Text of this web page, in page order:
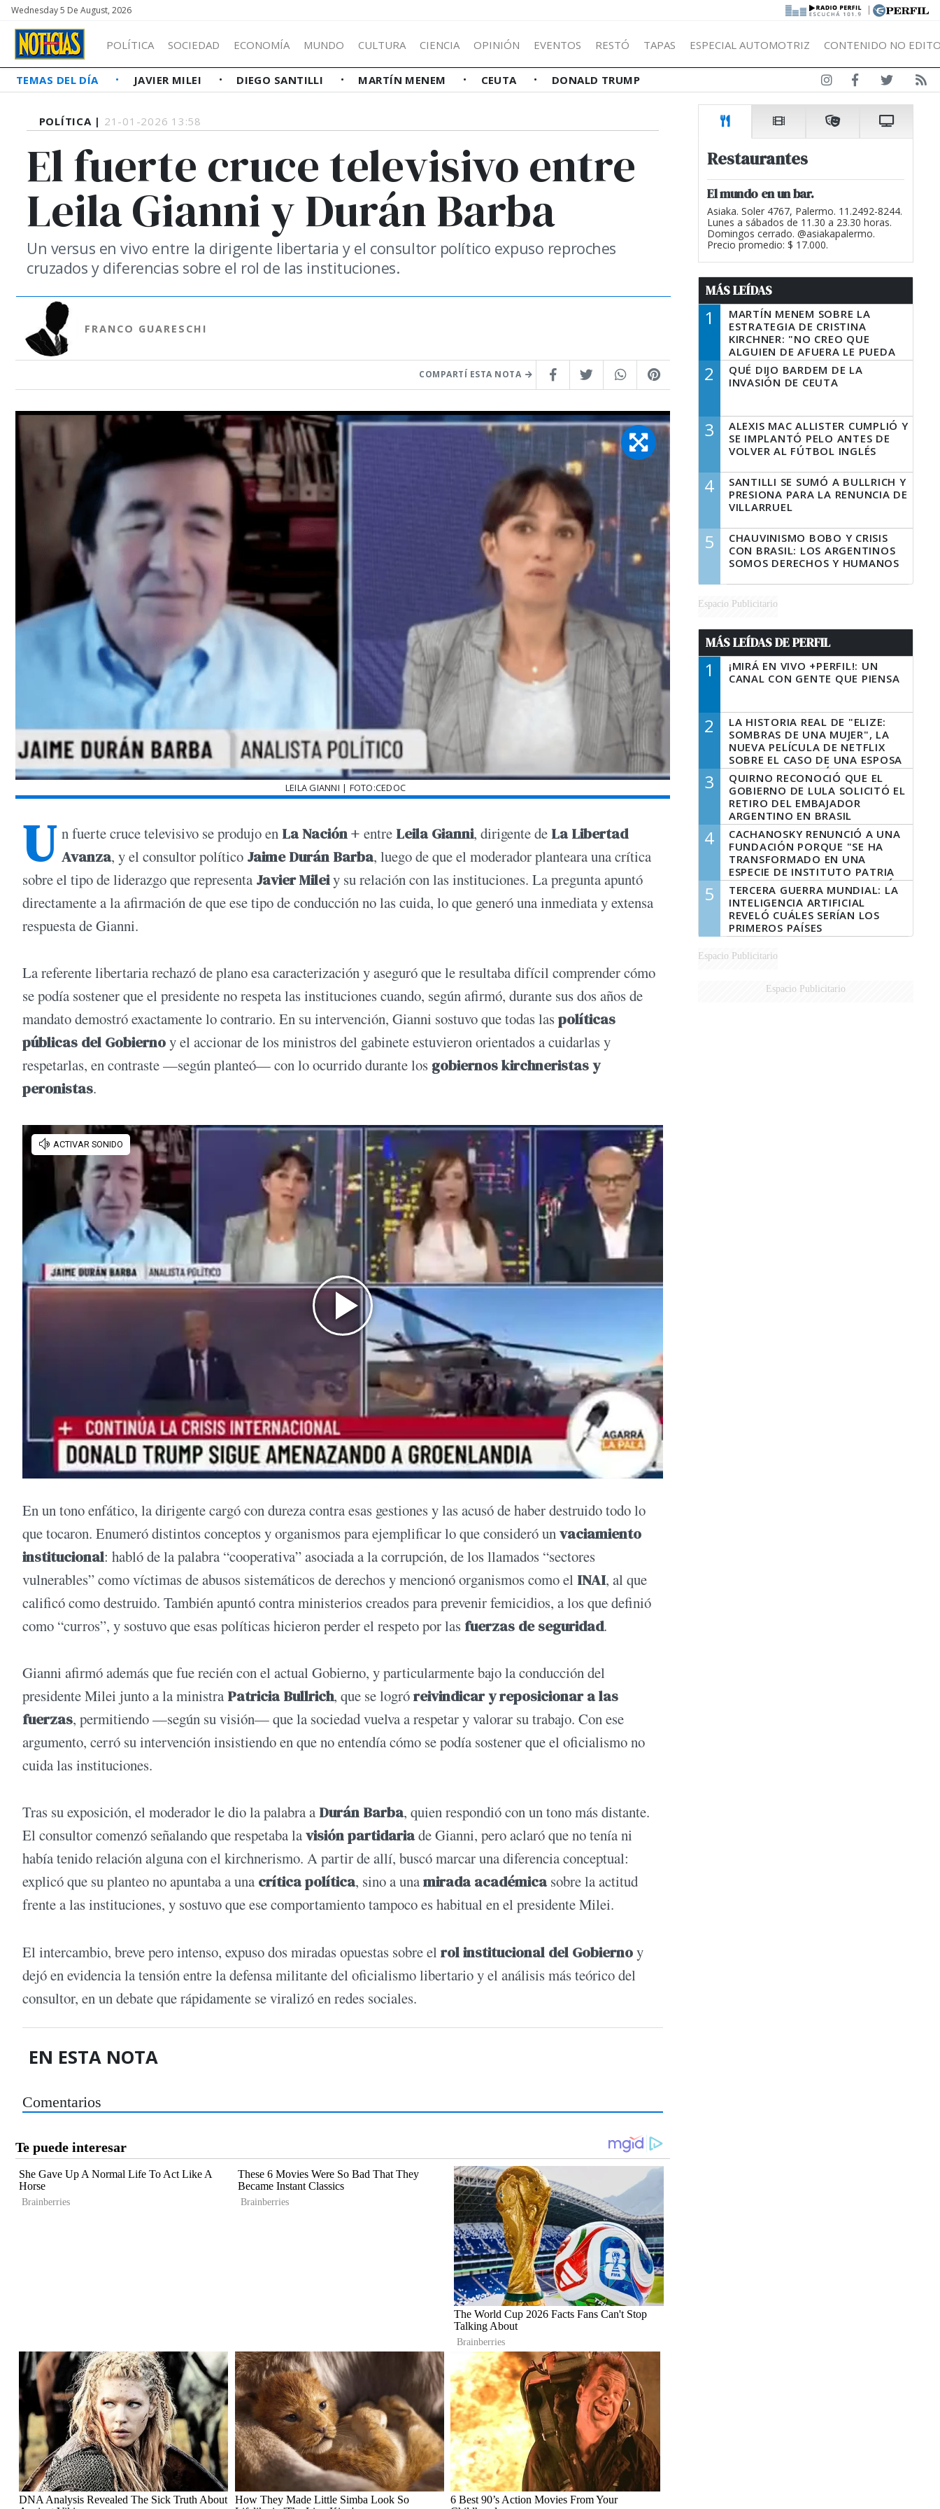
Wednesday 5 De August, 2026 |
POLÍTICA SOCIEDAD ECONOMÍA MUNDO CULTURA CIENCIA OPINIÓN EVENTOS RESTÓ TAPAS ESPECIAL AUTOMOTRIZ CONTENIDO NO
TEMAS DEL DÍA JAVIER MILEI DIEGO SANTILLI MARTÍN MENEM CEUTA DONALD TRUMP
POLÍTICA | 21-01-2026 13:58
El fuerte cruce televisivo entre
Leila Gianni y Durán Barba
Un versus en vivo entre la dirigente libertaria y el consultor político expuso reproches
cruzados y diferencias sobre el rol de las instituciones.
FRANCO GUARESCHI
COMPARTÍ ESTA NOTA
LEILA GIANNI | FOTO:CEDOC
U n fuerte cruce televisivo se produjo en La Nación +entre Leila Gianni, dirigente de La Libertad
Avanza, y el consultor político Jaime Durán Barba, luego de que el moderador planteara una crítica
sobre el tipo de liderazgo que representa Javier Mileiy su relación con las instituciones. La pregunta apuntó
directamente a la afirmación de que ese tipo de conducción no las cuida, lo que generó una inmediata y extensa
respuesta de Gianni.
La referente libertaria rechazó de plano esa caracterización y aseguró que le resultaba difícil comprender cómo
se podía sostener que el presidente no respeta las instituciones cuando, según afirmó, durante sus dos años de
mandato demostró exactamente lo contrario. En su intervención, Gianni sostuvo que todas laspolíticas
públicas del Gobiernoy el accionar de los ministros del gabinete estuvieron orientados a cuidarlas y
respetarlas, en contraste —según planteó— con lo ocurrido durante los gobiernos kirchneristas y
peronistas.
En un tono enfático, la dirigente cargó con dureza contra esas gestiones y las acusó de haber destruido todo lo
que tocaron. Enumeró distintos conceptos y organismos para ejemplificar lo que consideró unvaciamiento
institucional: habló de la palabra “cooperativa” asociada a la corrupción, de los llamados “sectores
vulnerables” como víctimas de abusos sistemáticos de derechos y mencionó organismos como el INAI, al que
calificó como destruido. También apuntó contra ministerios creados para prevenir femicidios, a los que definió
como “curros”, y sostuvo que esas políticas hicieron perder el respeto por las fuerzas de seguridad.
Gianni afirmó además que fue recién con el actual Gobierno, y particularmente bajo la conducción del
presidente Milei junto a la ministra Patricia Bullrich, que se logróreivindicar y reposicionar a las
fuerzas, permitiendo —según su visión— que la sociedad vuelva a respetar y valorar su trabajo. Con ese
argumento, cerró su intervención insistiendo en que no entendía cómo se podía sostener que el oficialismo no
cuida las instituciones.
Tras su exposición, el moderador le dio la palabra a Durán Barba, quien respondió con un tono más distante.
El consultor comenzó señalando que respetaba lavisión partidariade Gianni, pero aclaró que no tenía ni
había tenido relación alguna con el kirchnerismo. A partir de allí, buscó marcar una diferencia conceptual:
explicó que su planteo no apuntaba a una crítica política, sino a unamirada académicasobre la actitud
frente a las instituciones, y sostuvo que ese comportamiento tampoco es habitual en el presidente Milei.
El intercambio, breve pero intenso, expuso dos miradas opuestas sobre el rol institucional del Gobiernoy
dejó en evidencia la tensión entre la defensa militante del oficialismo libertario y el análisis más teórico del
consultor, en un debate que rápidamente se viralizó en redes sociales.
EN ESTA NOTA
Comentarios
Restaurantes
El mundo en un bar.
Asiaka. Soler 4767, Palermo. 11.2492-8244.
Lunes a sábados de 11.30 a 23.30 horas.
Domingos cerrado. @asiakapalermo.
Precio promedio: $ 17.000.
MÁS LEÍDAS
1
MARTÍN MENEM SOBRE LA
ESTRATEGIA DE CRISTINA
KIRCHNER: "NO CREO QUE
ALGUIEN DE AFUERA LE PUEDA
DECIR A LA JUSTICIA LO QUE
TIENE QUE HACER"
2
QUÉ DIJO BARDEM DE LA
INVASIÓN DE CEUTA
3
ALEXIS MAC ALLISTER CUMPLIÓ Y
SE IMPLANTÓ PELO ANTES DE
VOLVER AL FÚTBOL INGLÉS
4
SANTILLI SE SUMÓ A BULLRICH Y
PRESIONA PARA LA RENUNCIA DE
VILLARRUEL
5
CHAUVINISMO BOBO Y CRISIS
CON BRASIL: LOS ARGENTINOS
SOMOS DERECHOS Y HUMANOS
Espacio Publicitario
MÁS LEÍDAS DE PERFIL
1
¡MIRÁ EN VIVO +PERFIL!: UN
CANAL CON GENTE QUE PIENSA
2
LA HISTORIA REAL DE "ELIZE:
SOMBRAS DE UNA MUJER", LA
NUEVA PELÍCULA DE NETFLIX
SOBRE EL CASO DE UNA ESPOSA
QUE DESCUARTIZÓ A SU
MARIDO
3
QUIRNO RECONOCIÓ QUE EL
GOBIERNO DE LULA SOLICITÓ EL
RETIRO DEL EMBAJADOR
ARGENTINO EN BRASIL
4
CACHANOSKY RENUNCIÓ A UNA
FUNDACIÓN PORQUE "SE HA
TRANSFORMADO EN UNA
ESPECIE DE INSTITUTO PATRIA
INCONDICIONAL DE LA GESTIÓN
DE MILEI"
5
TERCERA GUERRA MUNDIAL: LA
INTELIGENCIA ARTIFICIAL
REVELÓ CUÁLES SERÍAN LOS
PRIMEROS PAÍSES
LATINOAMERICANOS EN SER
DERROTADOS
Espacio Publicitario
Espacio Publicitario